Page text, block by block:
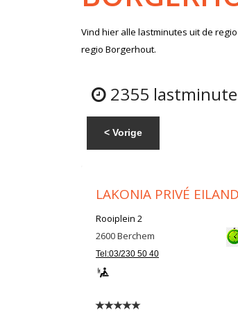
Vind hier alle lastminutes uit de
regio Borgerhout.
2355
< Vorige
LAKONIA PRIVÉ
Rooiplein 2
2600Berchem
Tel:03/230 50 40